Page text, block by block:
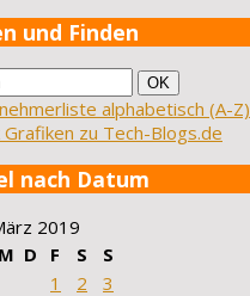
und Finden
Suchen
OK
alphabetisch (A-Z)
Grafiken zu Tech-Blogs.de
nach Datum
2019
M D F S
S
1
2
3